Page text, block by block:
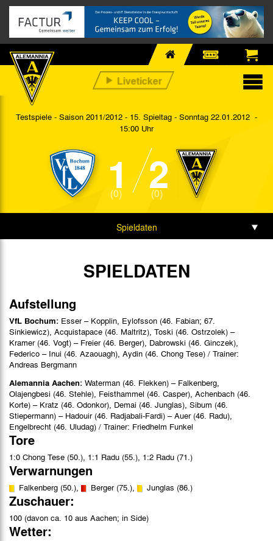
Testspiele - Saison 2011/2012 - 15. Spieltag - Sonntag 22.01.2012 -
15:00 Uhr
1
(0) 2
(0)
Spieldaten
SPIELDATEN
Aufstellung
VfL Bochum: Esser – Kopplin, Eylofsson (46. Fabian; 67.
Sinkiewicz), Acquistapace (46. Maltritz), Toski (46. Ostrzolek) –
Kramer (46. Vogt) – Freier (46. Berger), Dabrowski (46. Ginczek),
Federico – Inui (46. Azaouagh), Aydin (46. Chong Tese) / Trainer:
Andreas Bergmann
Alemannia Aachen: Waterman (46. Flekken) – Falkenberg,
Olajengbesi (46. Stehle), Feisthammel (46. Casper), Achenbach (46.
Korte) – Kratz (46. Odonkor), Demai (46. Junglas), Sibum (46.
Stiepermann) – Hadouir (46. Radjabali-Fardi) – Auer (46. Radu),
Engelbrecht (46. Uludag) / Trainer: Friedhelm Funkel
Tore
1:0 Chong Tese (50.), 1:1 Radu (55.), 1:2 Radu (71.)
Verwarnungen
Falkenberg (50.), Berger (75.), Junglas (86.)
Zuschauer:
100 (davon ca. 10 aus Aachen; in Side)
Wetter: